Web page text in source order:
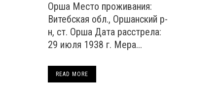
Орша Место проживания:
Витебская обл., Оршанский р-
н, ст. Орша Дата расстрела:
29 июля 1938 г. Мера...
READ MORE